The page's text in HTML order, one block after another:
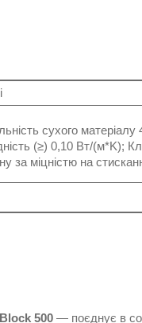
сухого матеріалу
(≥) 0,10 Вт/(м*K);
за міцністю на
500 — поєднує в